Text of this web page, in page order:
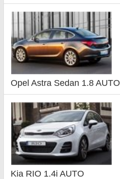
Opel Astra Sedan 1.8 AUTO
Kia RIO 1.4i AUTO